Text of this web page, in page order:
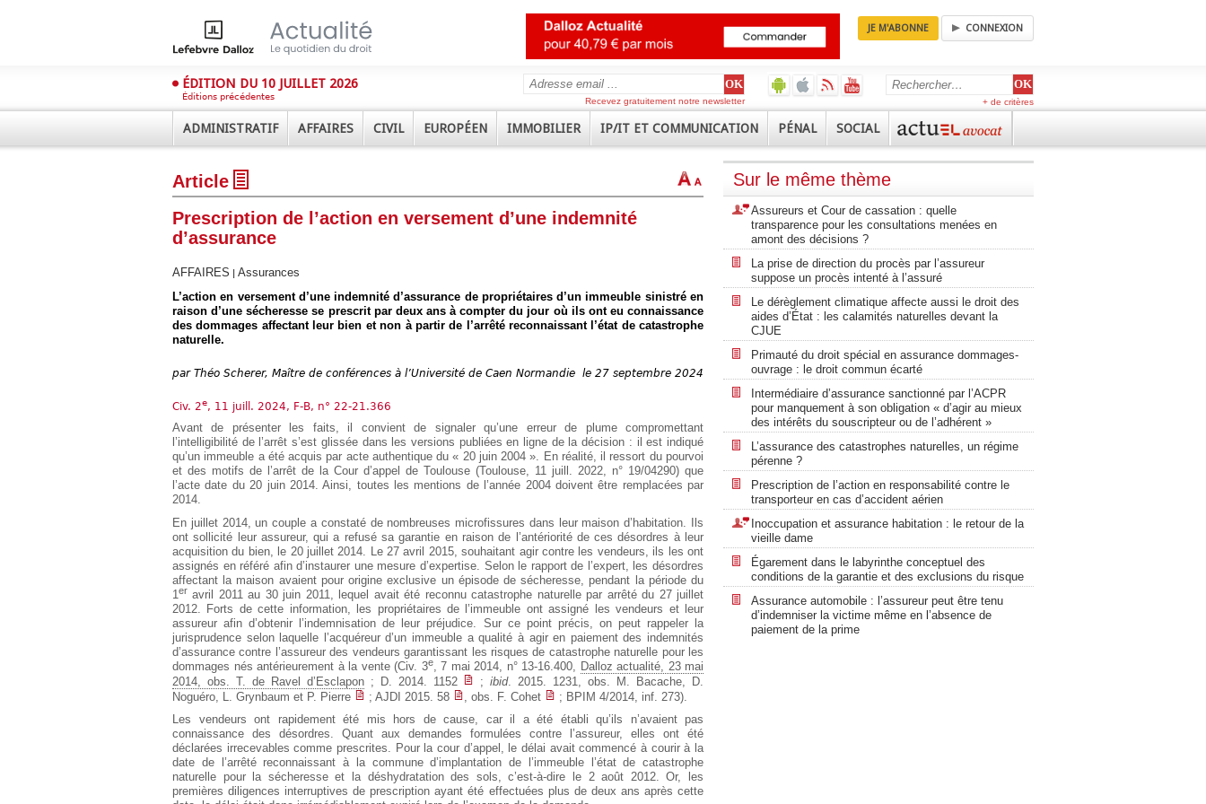
JE M'ABONNE CONNEXION
ÉDITION DU 10 JUILLET 2026
Éditions précédentes
+ de critères
Recevez gratuitement notre newsletter
ADMINISTRATIF AFFAIRES CIVIL EUROPÉEN IMMOBILIER IP/IT ET COMMUNICATION PÉNAL SOCIAL
Article
Prescription de l’action en versement d’une indemnité
d’assurance
AFFAIRES
Assurances
L’action en versement d’une indemnité d’assurance de propriétaires d’un immeuble sinistré en
raison d’une sécheresse se prescrit par deux ans à compter du jour où ils ont eu connaissance
des dommages affectant leur bien et non à partir de l’arrêté reconnaissant l’état de catastrophe
naturelle.
par Théo Scherer, Maître de conférences à l’Université de Caen Normandie le 27 septembre 2024
Civ. 2e, 11 juill. 2024, F-B, n° 22-21.366
Avant de présenter les faits, il convient de signaler qu’une erreur de plume compromettant
l’intelligibilité de l’arrêt s’est glissée dans les versions publiées en ligne de la décision : il est indiqué
qu’un immeuble a été acquis par acte authentique du « 20 juin 2004 ». En réalité, il ressort du pourvoi
et des motifs de l’arrêt de la Cour d’appel de Toulouse (Toulouse, 11 juill. 2022, n° 19/04290) que
l’acte date du 20 juin 2014. Ainsi, toutes les mentions de l’année 2004 doivent être remplacées par
2014.
En juillet 2014, un couple a constaté de nombreuses microfissures dans leur maison d’habitation. Ils
ont sollicité leur assureur, qui a refusé sa garantie en raison de l’antériorité de ces désordres à leur
acquisition du bien, le 20 juillet 2014. Le 27 avril 2015, souhaitant agir contre les vendeurs, ils les ont
assignés en référé afin d’instaurer une mesure d’expertise. Selon le rapport de l’expert, les désordres
affectant la maison avaient pour origine exclusive un épisode de sécheresse, pendant la période du
1er avril 2011 au 30 juin 2011, lequel avait été reconnu catastrophe naturelle par arrêté du 27 juillet
2012. Forts de cette information, les propriétaires de l’immeuble ont assigné les vendeurs et leur
assureur afin d’obtenir l’indemnisation de leur préjudice. Sur ce point précis, on peut rappeler la
jurisprudence selon laquelle l’acquéreur d’un immeuble a qualité à agir en paiement des indemnités
d’assurance contre l’assureur des vendeurs garantissant les risques de catastrophe naturelle pour les
dommages nés antérieurement à la vente (Civ. 3e, 7 mai 2014, n° 13-16.400, Dalloz actualité, 23 mai
2014, obs. T. de Ravel d’Esclapon; D. 2014. 1152 ;ibid. 2015. 1231, obs. M. Bacache, D.
Noguéro, L. Grynbaum et P. Pierre
; AJDI 2015. 58 , obs. F. Cohet
; BPIM 4/2014, inf. 273).
Les vendeurs ont rapidement été mis hors de cause, car il a été établi qu’ils n’avaient pas
connaissance des désordres. Quant aux demandes formulées contre l’assureur, elles ont été
déclarées irrecevables comme prescrites. Pour la cour d’appel, le délai avait commencé à courir à la
date de l’arrêté reconnaissant à la commune d’implantation de l’immeuble l’état de catastrophe
naturelle pour la sécheresse et la déshydratation des sols, c’est-à-dire le 2 août 2012. Or, les
premières diligences interruptives de prescription ayant été effectuées plus de deux ans après cette
Sur le même thème
Assureurs et Cour de cassation : quelle
transparence pour les consultations menées en
amont des décisions ?
La prise de direction du procès par l’assureur
suppose un procès intenté à l’assuré
Le dérèglement climatique affecte aussi le droit des
aides d’État : les calamités naturelles devant la
CJUE
Primauté du droit spécial en assurance dommages-
ouvrage : le droit commun écarté
Intermédiaire d’assurance sanctionné par l’ACPR
pour manquement à son obligation « d’agir au mieux
des intérêts du souscripteur ou de l’adhérent »
L’assurance des catastrophes naturelles, un régime
pérenne ?
Prescription de l’action en responsabilité contre le
transporteur en cas d’accident aérien
Inoccupation et assurance habitation : le retour de la
vieille dame
Égarement dans le labyrinthe conceptuel des
conditions de la garantie et des exclusions du risque
Assurance automobile : l’assureur peut être tenu
d’indemniser la victime même en l’absence de
paiement de la prime